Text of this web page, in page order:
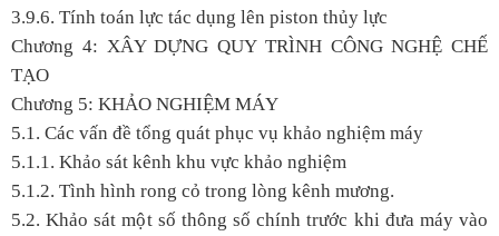
3.9.6. Tính toán lực tác dụng lên piston thủy lực
Chương 4: XÂY DỰNG QUY TRÌNH CÔNG NGHỆ CHẾ
TẠO
Chương 5: KHẢO NGHIỆM MÁY
5.1. Các vấn đề tổng quát phục vụ khảo nghiệm máy
5.1.1. Khảo sát kênh khu vực khảo nghiệm
5.1.2. Tình hình rong cỏ trong lòng kênh mương.
5.2. Khảo sát một số thông số chính trước khi đưa máy vào